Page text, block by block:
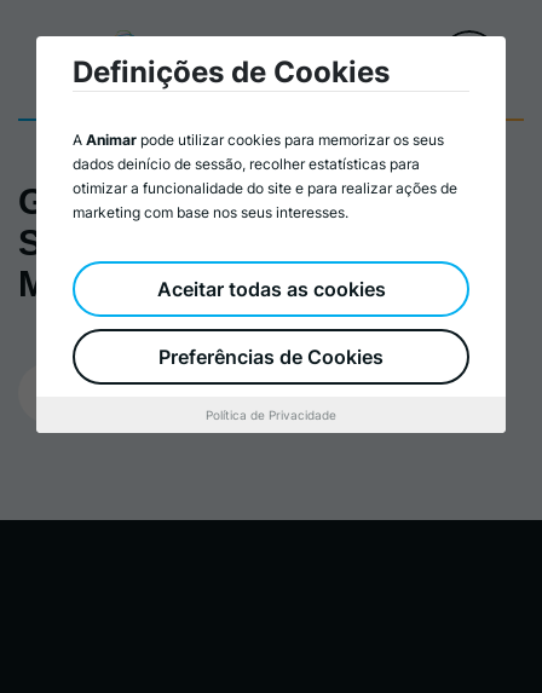
Guia: Responsabilidade
Social nas Pequenas e
Médias Empresas
Definições de Cookies
A Animar pode utilizar cookies para memorizar os seus
dados deinício de sessão, recolher estatísticas para
otimizar a funcionalidade do site e para realizar ações de
marketing com base nos seus interesses.
Preferências de Cookies
Aceitar todas as cookies
Política de Privacidade